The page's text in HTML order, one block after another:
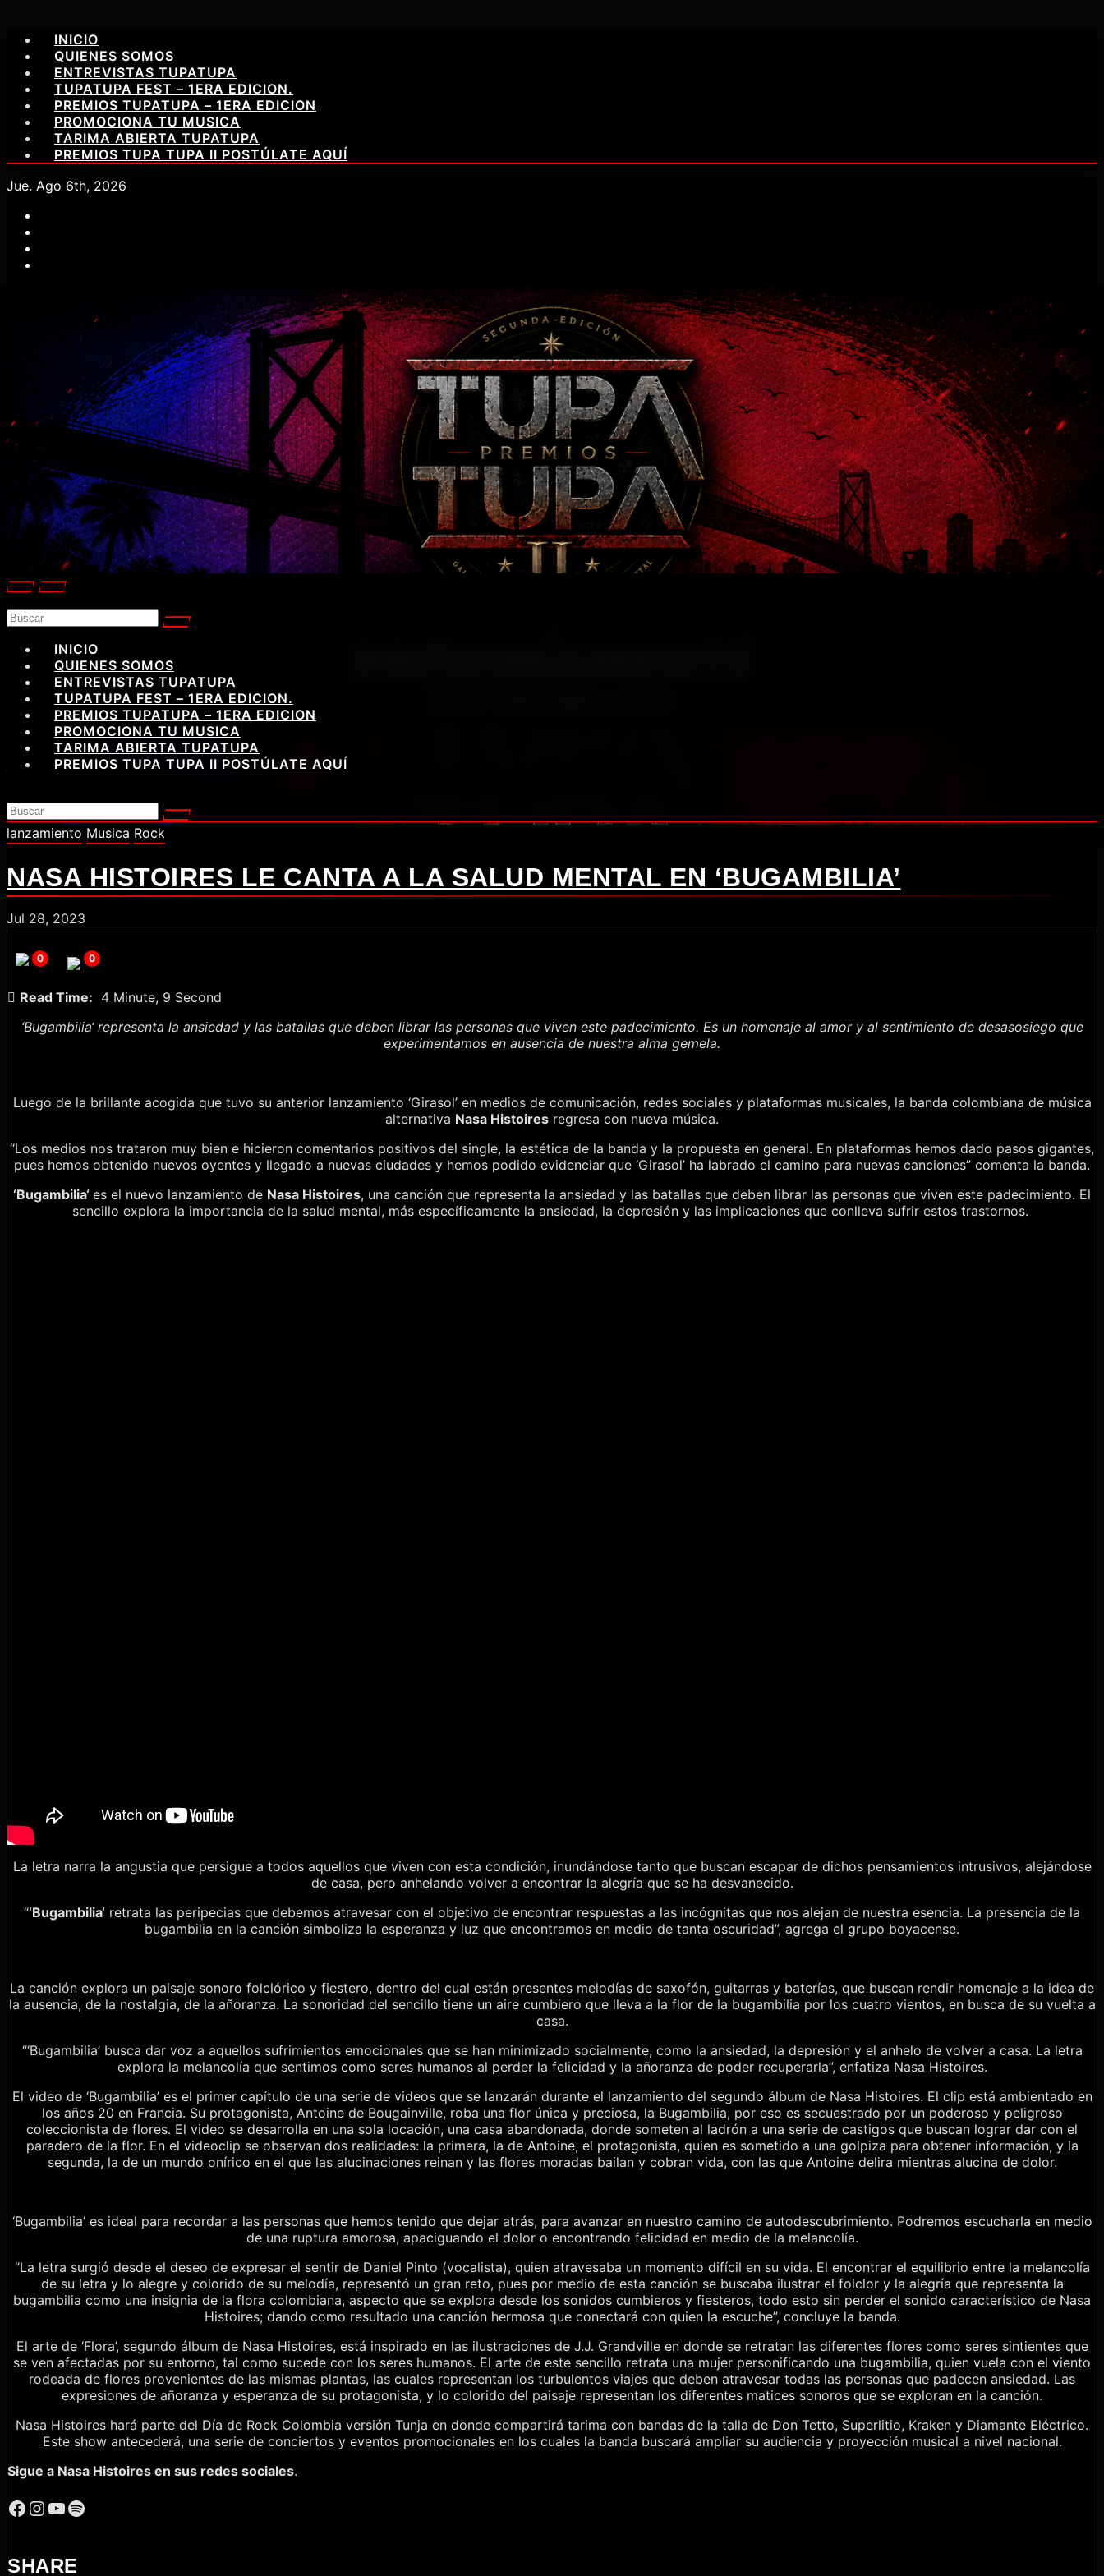
contenido
INICIO
QUIENES SOMOS
ENTREVISTAS TUPATUPA
TUPATUPA FEST – 1ERA EDICION.
PREMIOS TUPATUPA – 1ERA EDICION
PROMOCIONA TU MUSICA
TARIMA ABIERTA TUPATUPA
PREMIOS TUPA TUPA II POSTÚLATE AQUÍ
Jue. Ago 6th, 2026
INICIO
QUIENES SOMOS
ENTREVISTAS TUPATUPA
TUPATUPA FEST – 1ERA EDICION.
PREMIOS TUPATUPA – 1ERA EDICION
PROMOCIONA TU MUSICA
TARIMA ABIERTA TUPATUPA
PREMIOS TUPA TUPA II POSTÚLATE AQUÍ
lanzamiento Musica Rock
NASA HISTOIRES LE CANTA A LA SALUD MENTAL EN ‘BUGAMBILIA’
Jul 28, 2023
0 0
Read Time: 4 Minute, 9 Second
‘Bugambilia‘ representa la ansiedad y las batallas que deben librar las personas que viven este padecimiento. Es un homenaje al amor y al sentimiento de desasosiego que
experimentamos en ausencia de nuestra alma gemela.
Luego de la brillante acogida que tuvo su anterior lanzamiento ‘Girasol’ en medios de comunicación, redes sociales y plataformas musicales, la banda colombiana de música
alternativa Nasa Histoires regresa con nueva música.
“Los medios nos trataron muy bien e hicieron comentarios positivos del single, la estética de la banda y la propuesta en general. En plataformas hemos dado pasos gigantes,
pues hemos obtenido nuevos oyentes y llegado a nuevas ciudades y hemos podido evidenciar que ‘Girasol’ ha labrado el camino para nuevas canciones” comenta la banda.
‘Bugambilia‘ es el nuevo lanzamiento de Nasa Histoires, una canción que representa la ansiedad y las batallas que deben librar las personas que viven este padecimiento. El
sencillo explora la importancia de la salud mental, más específicamente la ansiedad, la depresión y las implicaciones que conlleva sufrir estos trastornos.
La letra narra la angustia que persigue a todos aquellos que viven con esta condición, inundándose tanto que buscan escapar de dichos pensamientos intrusivos, alejándose
de casa, pero anhelando volver a encontrar la alegría que se ha desvanecido.
“‘Bugambilia‘ retrata las peripecias que debemos atravesar con el objetivo de encontrar respuestas a las incógnitas que nos alejan de nuestra esencia. La presencia de la
bugambilia en la canción simboliza la esperanza y luz que encontramos en medio de tanta oscuridad”, agrega el grupo boyacense.
La canción explora un paisaje sonoro folclórico y fiestero, dentro del cual están presentes melodías de saxofón, guitarras y baterías, que buscan rendir homenaje a la idea de
la ausencia, de la nostalgia, de la añoranza. La sonoridad del sencillo tiene un aire cumbiero que lleva a la flor de la bugambilia por los cuatro vientos, en busca de su vuelta a
casa.
“‘Bugambilia’ busca dar voz a aquellos sufrimientos emocionales que se han minimizado socialmente, como la ansiedad, la depresión y el anhelo de volver a casa. La letra
explora la melancolía que sentimos como seres humanos al perder la felicidad y la añoranza de poder recuperarla”, enfatiza Nasa Histoires.
El video de ‘Bugambilia’ es el primer capítulo de una serie de videos que se lanzarán durante el lanzamiento del segundo álbum de Nasa Histoires. El clip está ambientado en
los años 20 en Francia. Su protagonista, Antoine de Bougainville, roba una flor única y preciosa, la Bugambilia, por eso es secuestrado por un poderoso y peligroso
coleccionista de flores. El video se desarrolla en una sola locación, una casa abandonada, donde someten al ladrón a una serie de castigos que buscan lograr dar con el
paradero de la flor. En el videoclip se observan dos realidades: la primera, la de Antoine, el protagonista, quien es sometido a una golpiza para obtener información, y la
segunda, la de un mundo onírico en el que las alucinaciones reinan y las flores moradas bailan y cobran vida, con las que Antoine delira mientras alucina de dolor.
‘Bugambilia’ es ideal para recordar a las personas que hemos tenido que dejar atrás, para avanzar en nuestro camino de autodescubrimiento. Podremos escucharla en medio
de una ruptura amorosa, apaciguando el dolor o encontrando felicidad en medio de la melancolía.
“La letra surgió desde el deseo de expresar el sentir de Daniel Pinto (vocalista), quien atravesaba un momento difícil en su vida. El encontrar el equilibrio entre la melancolía
de su letra y lo alegre y colorido de su melodía, representó un gran reto, pues por medio de esta canción se buscaba ilustrar el folclor y la alegría que representa la
bugambilia como una insignia de la flora colombiana, aspecto que se explora desde los sonidos cumbieros y fiesteros, todo esto sin perder el sonido característico de Nasa
Histoires; dando como resultado una canción hermosa que conectará con quien la escuche”, concluye la banda.
El arte de ‘Flora’, segundo álbum de Nasa Histoires, está inspirado en las ilustraciones de J.J. Grandville en donde se retratan las diferentes flores como seres sintientes que
se ven afectadas por su entorno, tal como sucede con los seres humanos. El arte de este sencillo retrata una mujer personificando una bugambilia, quien vuela con el viento
rodeada de flores provenientes de las mismas plantas, las cuales representan los turbulentos viajes que deben atravesar todas las personas que padecen ansiedad. Las
expresiones de añoranza y esperanza de su protagonista, y lo colorido del paisaje representan los diferentes matices sonoros que se exploran en la canción.
Nasa Histoires hará parte del Día de Rock Colombia versión Tunja en donde compartirá tarima con bandas de la talla de Don Tetto, Superlitio, Kraken y Diamante Eléctrico.
Este show antecederá, una serie de conciertos y eventos promocionales en los cuales la banda buscará ampliar su audiencia y proyección musical a nivel nacional.
Sigue a Nasa Histoires en sus redes sociales.
Facebook
Instagram
YouTube
Spotify
SHARE